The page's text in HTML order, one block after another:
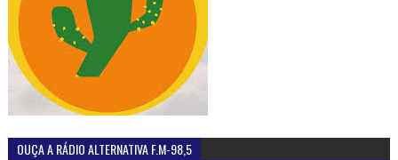
OUÇA A RÁDIO ALTERNATIVA F.M-98,5